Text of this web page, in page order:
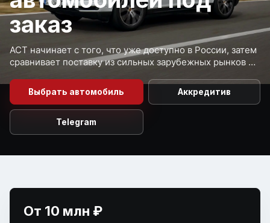
заказ
АСТ начинает с того, что уже доступно в России, затем
сравнивает поставку из сильных зарубежных рынков и
действительно стоит рассматривать.
Выбрать автомобиль
Telegram
От 10 млн ₽